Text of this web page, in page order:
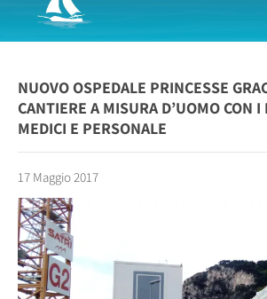
NUOVO OSPEDALE PRINCESSE
CANTIERE A MISURA D’UOMO CON
MEDICI E PERSONALE
17 Maggio 2017